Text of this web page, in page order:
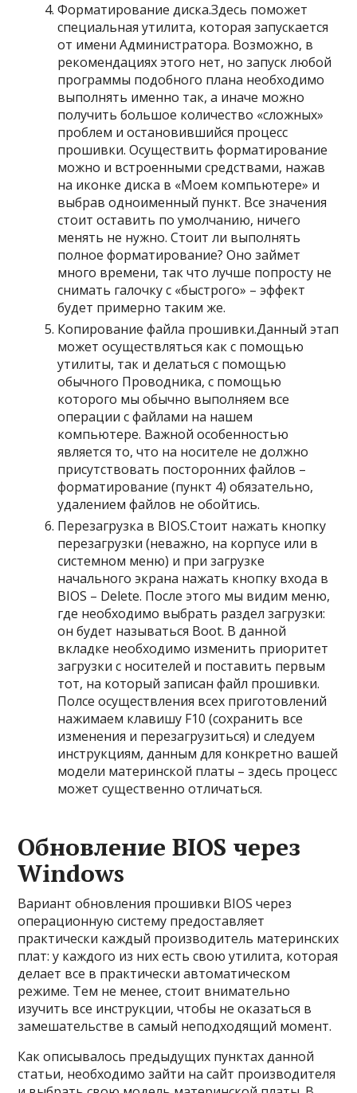
Форматирование диска.Здесь поможет
специальная утилита, которая запускается
от имени Администратора. Возможно, в
рекомендациях этого нет, но запуск любой
программы подобного плана необходимо
выполнять именно так, а иначе можно
получить большое количество «сложных»
проблем и остановившийся процесс
прошивки. Осуществить форматирование
можно и встроенными средствами, нажав
на иконке диска в «Моем компьютере» и
выбрав одноименный пункт. Все значения
стоит оставить по умолчанию, ничего
менять не нужно. Стоит ли выполнять
полное форматирование? Оно займет
много времени, так что лучше попросту не
снимать галочку с «быстрого» – эффект
будет примерно таким же.
Копирование файла прошивки.Данный этап
может осуществляться как с помощью
утилиты, так и делаться с помощью
обычного Проводника, с помощью
которого мы обычно выполняем все
операции с файлами на нашем
компьютере. Важной особенностью
является то, что на носителе не должно
присутствовать посторонних файлов –
форматирование (пункт 4) обязательно,
удалением файлов не обойтись.
Перезагрузка в BIOS.Стоит нажать кнопку
перезагрузки (неважно, на корпусе или в
системном меню) и при загрузке
начального экрана нажать кнопку входа в
BIOS – Delete. После этого мы видим меню,
где необходимо выбрать раздел загрузки:
он будет называться Boot. В данной
вкладке необходимо изменить приоритет
загрузки с носителей и поставить первым
тот, на который записан файл прошивки.
Полсе осуществления всех приготовлений
нажимаем клавишу F10 (сохранить все
изменения и перезагрузиться) и следуем
инструкциям, данным для конкретно вашей
модели материнской платы – здесь процесс
может существенно отличаться.
Обновление BIOS через
Windows
Вариант обновления прошивки BIOS через
операционную систему предоставляет
практически каждый производитель материнских
плат: у каждого из них есть свою утилита, которая
делает все в практически автоматическом
режиме. Тем не менее, стоит внимательно
изучить все инструкции, чтобы не оказаться в
замешательстве в самый неподходящий момент.
Как описывалось предыдущих пунктах данной
статьи, необходимо зайти на сайт производителя